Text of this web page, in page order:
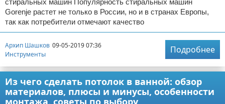
стиральных машин Популярность стиральных машин
Gorenje растет не только в России, но и в странах Европы,
так как потребители отмечают качество
Архип Шашков 09-05-2019 07:36
Инструменты
Подробнее
Из чего сделать потолок в ванной: обзор
материалов, плюсы и минусы, особенности
монтажа, советы по выбору